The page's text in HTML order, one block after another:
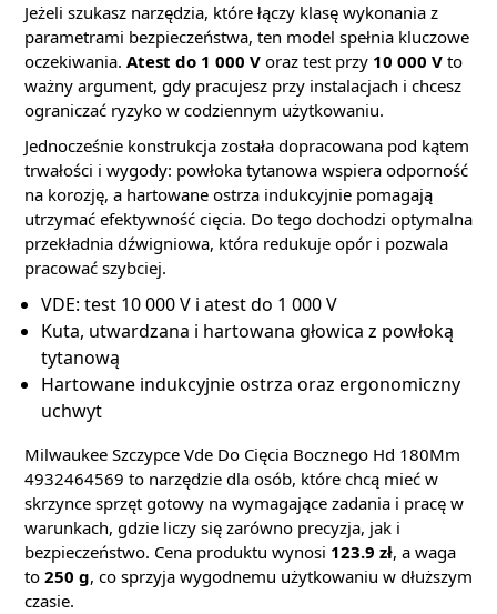
Jeżeli szukasz narzędzia, które łączy klasę wykonania z
parametrami bezpieczeństwa, ten model spełnia kluczowe
oczekiwania. Atest do 1 000 V oraz test przy 10 000 V to
ważny argument, gdy pracujesz przy instalacjach i chcesz
ograniczać ryzyko w codziennym użytkowaniu.
Jednocześnie konstrukcja została dopracowana pod kątem
trwałości i wygody: powłoka tytanowa wspiera odporność
na korozję, a hartowane ostrza indukcyjnie pomagają
utrzymać efektywność cięcia. Do tego dochodzi optymalna
przekładnia dźwigniowa, która redukuje opór i pozwala
pracować szybciej.
VDE: test 10 000 V i atest do 1 000 V
Kuta, utwardzana i hartowana głowica z powłoką
tytanową
Hartowane indukcyjnie ostrza oraz ergonomiczny
uchwyt
Milwaukee Szczypce Vde Do Cięcia Bocznego Hd 180Mm
4932464569 to narzędzie dla osób, które chcą mieć w
skrzynce sprzęt gotowy na wymagające zadania i pracę w
warunkach, gdzie liczy się zarówno precyzja, jak i
bezpieczeństwo. Cena produktu wynosi 123.9 zł, a waga
to 250 g, co sprzyja wygodnemu użytkowaniu w dłuższym
czasie.